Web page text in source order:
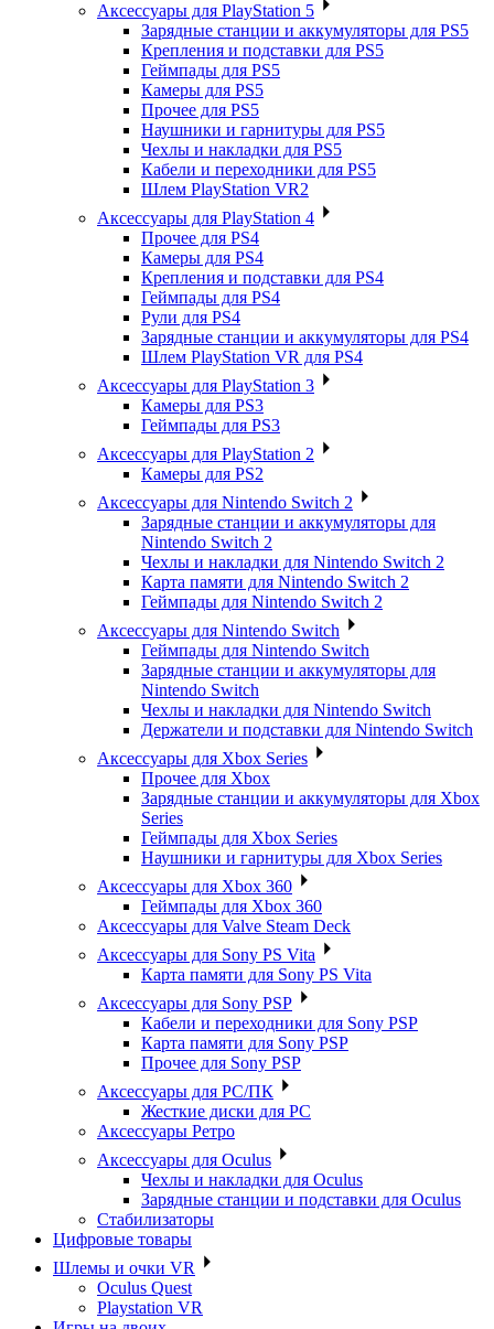
Аксессуары для PlayStation 5
Зарядные станции и аккумуляторы для PS5
Крепления и подставки для PS5
Геймпады для PS5
Камеры для PS5
Прочее для PS5
Наушники и гарнитуры для PS5
Чехлы и накладки для PS5
Кабели и переходники для PS5
Шлем PlayStation VR2
Аксессуары для PlayStation 4
Прочее для PS4
Камеры для PS4
Крепления и подставки для PS4
Геймпады для PS4
Рули для PS4
Зарядные станции и аккумуляторы для PS4
Шлем PlayStation VR для PS4
Аксессуары для PlayStation 3
Камеры для PS3
Геймпады для PS3
Аксессуары для PlayStation 2
Камеры для PS2
Аксессуары для Nintendo Switch 2
Зарядные станции и аккумуляторы для
Nintendo Switch 2
Чехлы и накладки для Nintendo Switch 2
Карта памяти для Nintendo Switch 2
Геймпады для Nintendo Switch 2
Аксессуары для Nintendo Switch
Геймпады для Nintendo Switch
Зарядные станции и аккумуляторы для
Nintendo Switch
Чехлы и накладки для Nintendo Switch
Держатели и подставки для Nintendo Switch
Аксессуары для Xbox Series
Прочее для Xbox
Зарядные станции и аккумуляторы для Xbox
Series
Геймпады для Xbox Series
Наушники и гарнитуры для Xbox Series
Аксессуары для Xbox 360
Геймпады для Xbox 360
Аксессуары для Valve Steam Deck
Аксессуары для Sony PS Vita
Карта памяти для Sony PS Vita
Аксессуары для Sony PSP
Кабели и переходники для Sony PSP
Карта памяти для Sony PSP
Прочее для Sony PSP
Аксессуары для PC/ПК
Жесткие диски для PC
Аксессуары Ретро
Аксессуары для Oculus
Чехлы и накладки для Oculus
Зарядные станции и подставки для Oculus
Стабилизаторы
Цифровые товары
Шлемы и очки VR
Oculus Quest
Playstation VR